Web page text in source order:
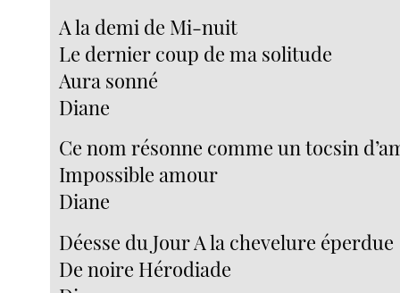
A la demi de Mi-nuit
Le dernier coup de ma solitude
Aura sonné
Diane
Ce nom résonne comme un tocsin
Impossible amour
Diane
Déesse du Jour A la chevelure éperdue
De noire Hérodiade